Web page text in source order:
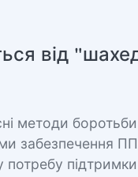
від
методи боротьби
забезпечення
підтримки